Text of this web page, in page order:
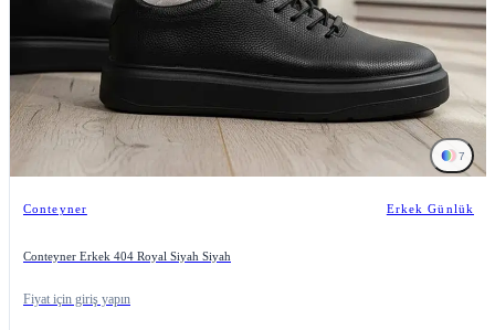
7
Conteyner Erkek Günlük
Conteyner Erkek 404 Royal Siyah Siyah
Fiyat için giriş yapın